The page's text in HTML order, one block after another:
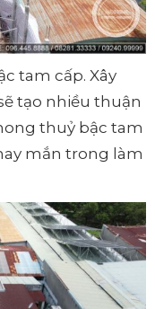
tam cấp. Xây
tạo nhiều thuận
thuỷ bậc tam
mắn trong làm